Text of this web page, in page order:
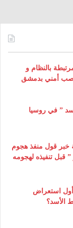
بالنظام و
منصب أمني بدمشق
” في روسيا
خبر قول منفذ هجوم
” قبل تنفيذه لهجومه
استعراض
الأسد؟